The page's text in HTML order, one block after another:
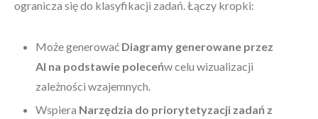
ogranicza się do klasyfikacji zadań. Łączy kropki:
Może generować Diagramy generowane przez
AI na podstawie poleceńw celu wizualizacji
zależności wzajemnych.
Wspiera Narzędzia do priorytetyzacji zadań z